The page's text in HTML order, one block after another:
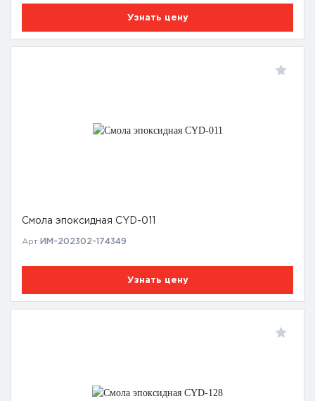
Узнать цену
Смола эпоксидная CYD-011
Арт: ИМ-202302-174349
Узнать цену